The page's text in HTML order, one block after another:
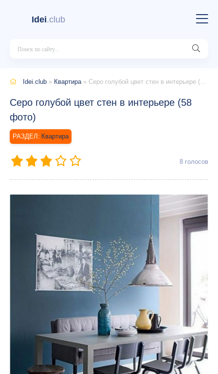
Idei.club
Idei.club » Квартира» Серо голубой цвет стен в интерьере (58 фото)
Серо голубой цвет стен в интерьере (58
фото)
Квартира
8 голосов